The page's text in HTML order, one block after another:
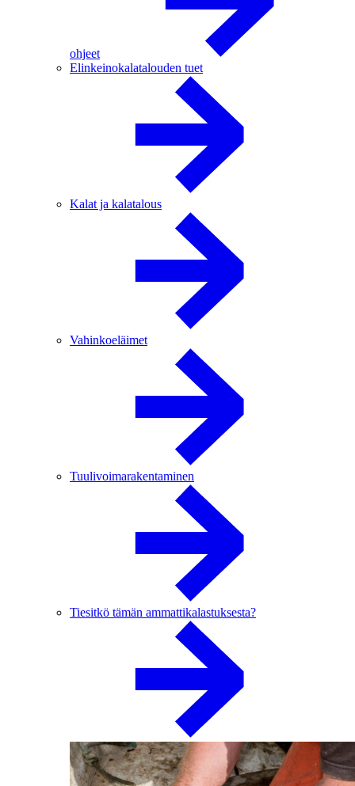
ohjeet
Elinkeinokalatalouden tuet
Kalat ja kalatalous
Vahinkoeläimet
Tuulivoimarakentaminen
Tiesitkö tämän ammattikalastuksesta?